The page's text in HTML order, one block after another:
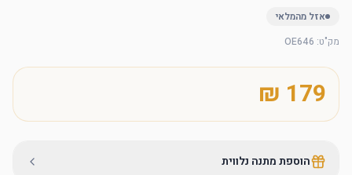
אזל מהמלאי
מק"ט:
OE646
הוספת מתנה נלווית